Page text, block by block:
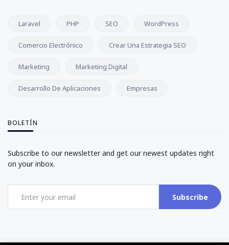
Laravel PHP SEO WordPress
Comercio Electrónico Crear Una Estrategia SEO
Marketing Marketing Digital
Desarrollo De Aplicaciones Empresas
BOLETÍN
Subscribe to our newsletter and get our newest updates right
on your inbox.
Subscribe